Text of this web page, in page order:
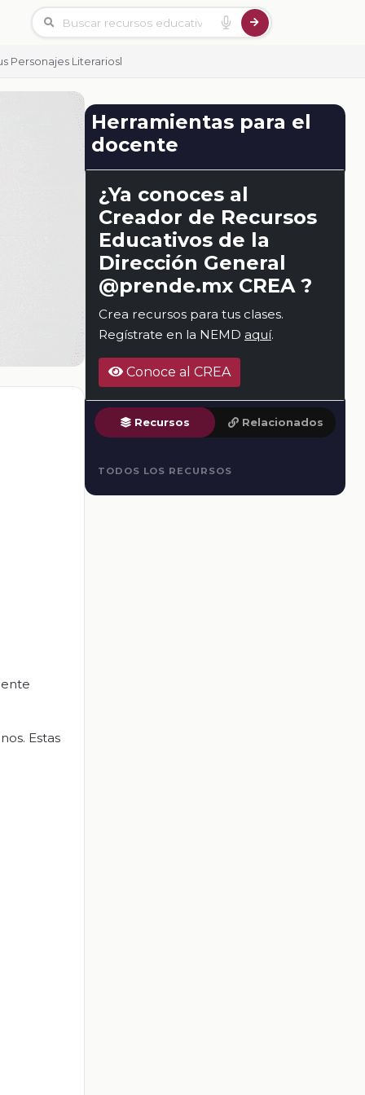
Personajes Literariosl
Estas
Herramientas para el
docente
¿Ya conoces al
Creador de Recursos
Educativos de la
Dirección General
@prende.mx CREA ?
Crea recursos para tus clases.
Regístrate en la NEMD aquí.
Conoce al CREA
Recursos Relacionados
TODOS LOS RECURSOS